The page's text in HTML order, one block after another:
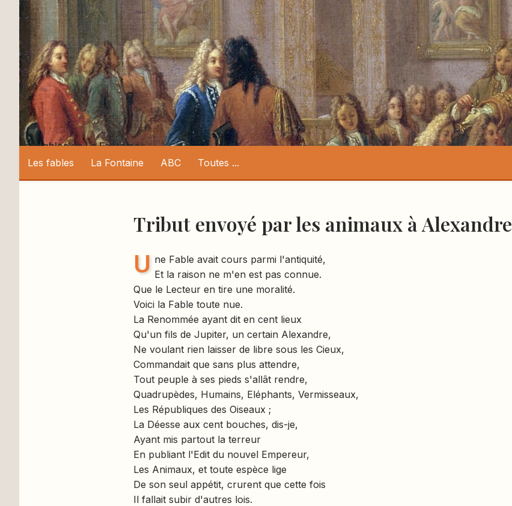
Les fables de La Fontaine
Les fables
La Fontaine ABC Toutes ...
Tribut envoyé par les animaux à Alexandre
U ne Fable avait cours parmi l'antiquité,
Et la raison ne m'en est pas connue.
Que le Lecteur en tire une moralité.
Voici la Fable toute nue.
La Renommée ayant dit en cent lieux
Qu'un fils de Jupiter, un certain Alexandre,
Ne voulant rien laisser de libre sous les Cieux,
Commandait que sans plus attendre,
Tout peuple à ses pieds s'allât rendre,
Quadrupèdes, Humains, Eléphants, Vermisseaux,
Les Républiques des Oiseaux ;
La Déesse aux cent bouches, dis-je,
Ayant mis partout la terreur
En publiant l'Edit du nouvel Empereur,
Les Animaux, et toute espèce lige
De son seul appétit, crurent que cette fois
Il fallait subir d'autres lois.